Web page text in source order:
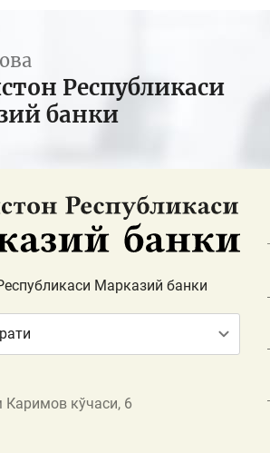
Республикаси
банки
Марказий банки
кўчаси, 6